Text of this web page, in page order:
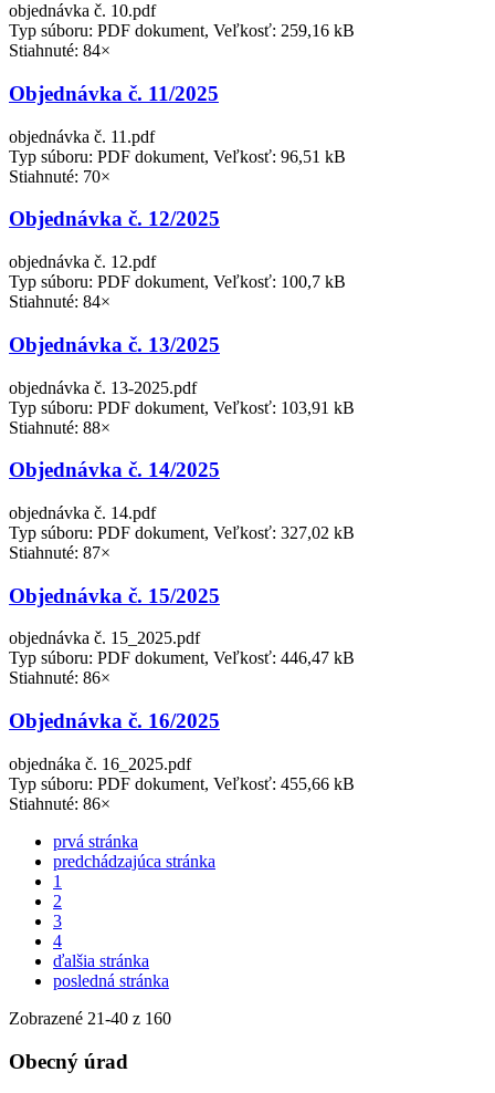
objednávka č. 10.pdf
Typ súboru: PDF dokument, Veľkosť: 259,16 kB
Stiahnuté: 84×
Objednávka č. 11/2025
objednávka č. 11.pdf
Typ súboru: PDF dokument, Veľkosť: 96,51 kB
Stiahnuté: 70×
Objednávka č. 12/2025
objednávka č. 12.pdf
Typ súboru: PDF dokument, Veľkosť: 100,7 kB
Stiahnuté: 84×
Objednávka č. 13/2025
objednávka č. 13-2025.pdf
Typ súboru: PDF dokument, Veľkosť: 103,91 kB
Stiahnuté: 88×
Objednávka č. 14/2025
objednávka č. 14.pdf
Typ súboru: PDF dokument, Veľkosť: 327,02 kB
Stiahnuté: 87×
Objednávka č. 15/2025
objednávka č. 15_2025.pdf
Typ súboru: PDF dokument, Veľkosť: 446,47 kB
Stiahnuté: 86×
Objednávka č. 16/2025
objednáka č. 16_2025.pdf
Typ súboru: PDF dokument, Veľkosť: 455,66 kB
Stiahnuté: 86×
prvá stránka
predchádzajúca stránka
1
2
3
4
ďalšia stránka
posledná stránka
Zobrazené 21-40 z 160
Obecný úrad